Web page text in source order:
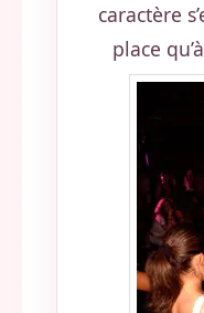
caractère
place